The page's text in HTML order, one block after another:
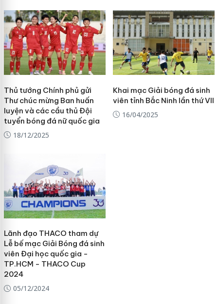
Thủ tướng Chính phủ gửi
Thư chúc mừng Ban huấn
luyện và các cầu thủ Đội
tuyển bóng đá nữ quốc gia
18/12/2025
Khai mạc Giải bóng đá sinh
viên tỉnh Bắc Ninh lần thứ VII
16/04/2025
Lãnh đạo THACO tham dự
Lễ bế mạc Giải Bóng đá sinh
viên Đại học quốc gia -
TP.HCM - THACO Cup
2024
05/12/2024